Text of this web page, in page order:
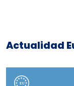
Actualidad